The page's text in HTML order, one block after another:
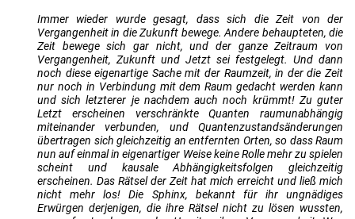
Immer wieder wurde gesagt, dass sich die Zeit von der
Vergangenheit in die Zukunft bewege. Andere behaupteten, die
Zeit bewege sich gar nicht, und der ganze Zeitraum von
Vergangenheit, Zukunft und Jetzt sei festgelegt. Und dann
noch diese eigenartige Sache mit der Raumzeit, in der die Zeit
nur noch in Verbindung mit dem Raum gedacht werden kann
und sich letzterer je nachdem auch noch krümmt! Zu guter
Letzt erscheinen verschränkte Quanten raumunabhängig
miteinander verbunden, und Quantenzustandsänderungen
übertragen sich gleichzeitig an entfernten Orten, so dass Raum
nun auf einmal in eigenartiger Weise keine Rolle mehr zu spielen
scheint und kausale Abhängigkeitsfolgen gleichzeitig
erscheinen. Das Rätsel der Zeit hat mich erreicht und ließ mich
nicht mehr los! Die Sphinx, bekannt für ihr ungnädiges
Erwürgen derjenigen, die ihre Rätsel nicht zu lösen wussten,